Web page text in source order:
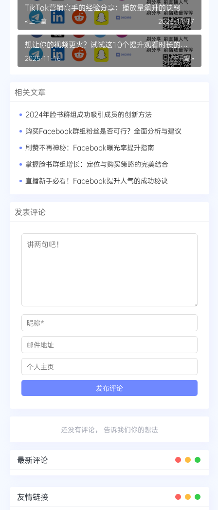
TikTok营销高手的经验分享：播放量飙升的诀窍
« 上一篇 2025-11-17
想让你的视频更火？试试这10个提升观看时长的
SEO技巧
下一篇 »
2025-11-16
相关文章
2024年脸书群组成功吸引成员的创新方法
购买Facebook群组粉丝是否可行？全面分析与建议
刷赞不再神秘：Facebook曝光率提升指南
掌握脸书群组增长：定位与购买策略的完美结合
直播新手必看！Facebook提升人气的成功秘诀
发表评论
还没有评论， 告诉我们你的想法
最新评论
友情链接